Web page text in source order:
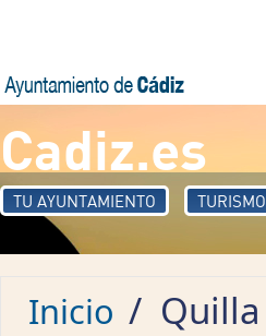
Cadiz.es
TU AYUNTAMIENTO TURISMO
Inicio / Quilla